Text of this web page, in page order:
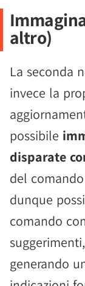
altro)
La seconda
invece la
possibile
disparate
del
dunque
comando
generando